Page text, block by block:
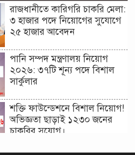
রাজধানীতে কারিগরি চাকরি মেলা:
৩ হাজার পদে নিয়োগের সুযোগে
২৫ হাজার আবেদন
পানি সম্পদ মন্ত্রণালয় নিয়োগ
২০২৬: ৩৭টি শূন্য পদে বিশাল
সার্কুলার
শক্তি ফাউন্ডেশনে বিশাল নিয়োগ!
অভিজ্ঞতা ছাড়াই ১২৩০ জনের
চাকরির সুযোগ।